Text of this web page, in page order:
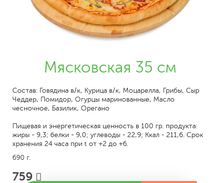
Мясковская 35 см
Состав: Говядина в/к, Курица в/к, Моцарелла, Грибы, Сыр
Чеддер, Помидор, Огурцы маринованные, Масло
чесночное, Базилик, Орегано
Пищевая и энергетическая ценность в 100 гр. продукта:
жиры - 9,3; белки - 9,0; углеводы - 22,9; Ккал - 211,6. Срок
хранения 24 часа при t от +2 до +6.
690 г.
759